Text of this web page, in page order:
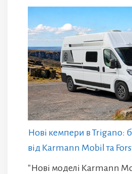
Нові кемпери в Trigano:
від Karmann Mobil та
"Нові моделі Karmann